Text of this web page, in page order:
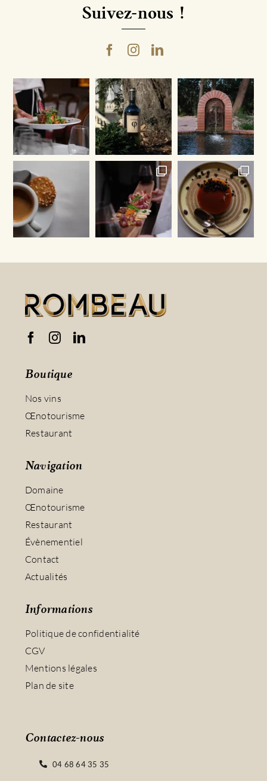
Suivez-nous !
Boutique
Nos vins
Œnotourisme
Restaurant
Navigation
Domaine
Œnotourisme
Restaurant
Évènementiel
Contact
Actualités
Informations
Politique de confidentialité
CGV
Mentions légales
Plan de site
Contactez-nous
04 68 64 35 35